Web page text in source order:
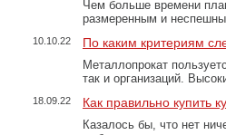
Чем больше времени
размеренным и
10.10.22 По каким критериям
Металлопрокат
так и организаций.
18.09.22 Как правильно купить
Казалось бы, что нет